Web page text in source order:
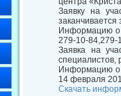
Заявку на
Информацию о
279-10-84,279-
Заявка на
Информацию о
14 февраля
Скачать